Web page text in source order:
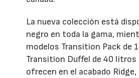
La nueva colección está
negro en toda la gama,
modelos Transition Pack de
Transition Duffel de 40 litros
ofrecen en el acabado Ridge,